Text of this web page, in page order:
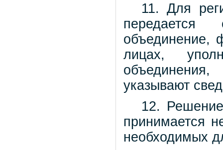
11. Для
объединение,
лицах,
указывают
12.
принимается
необходимых